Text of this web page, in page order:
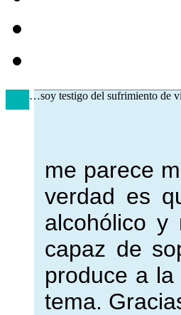
…soy testigo del sufrimiento de
me parece
verdad es
alcohólico
capaz de
produce a
tema.